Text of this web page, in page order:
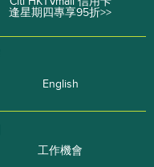
逢星期四專享95折>>
English
工作機會